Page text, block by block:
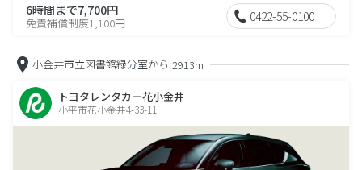
6時間まで7,700円
免責補償制度1,100円 0422-55-0100
小金井市立図書館緑分室から 2913m
トヨタレンタカー花小金井
小平市花小金井4-33-11